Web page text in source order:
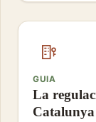
GUIA
La
Catalunya